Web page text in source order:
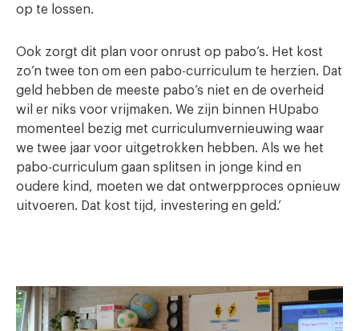
op te lossen.
Ook zorgt dit plan voor onrust op pabo’s. Het kost
zo’n twee ton om een pabo-curriculum te herzien. Dat
geld hebben de meeste pabo’s niet en de overheid
wil er niks voor vrijmaken. We zijn binnen HUpabo
momenteel bezig met curriculumvernieuwing waar
we twee jaar voor uitgetrokken hebben. Als we het
pabo-curriculum gaan splitsen in jonge kind en
oudere kind, moeten we dat ontwerpproces opnieuw
uitvoeren. Dat kost tijd, investering en geld.’